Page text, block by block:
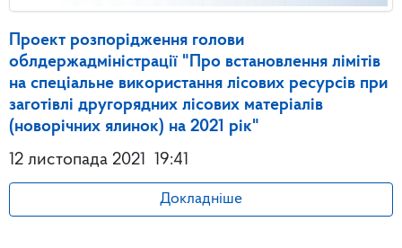
Проект розпорідження голови
облдержадміністрації "Про встановлення лімітів
на спеціальне використання лісових ресурсів при
заготівлі другорядних лісових матеріалів
(новорічних ялинок) на 2021 рік"
12 листопада 2021
19:41
Докладніше